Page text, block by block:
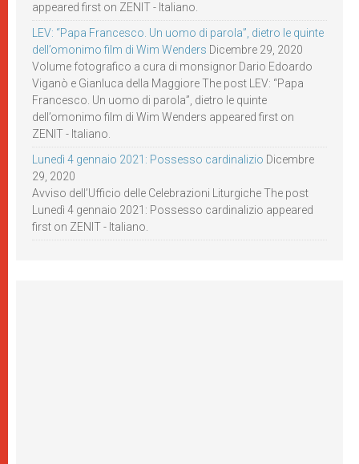
appeared first on ZENIT - Italiano.
LEV: “Papa Francesco. Un uomo di parola”, dietro le quinte
dell’omonimo film di Wim Wenders Dicembre 29, 2020
Volume fotografico a cura di monsignor Dario Edoardo
Viganò e Gianluca della Maggiore The post LEV: “Papa
Francesco. Un uomo di parola”, dietro le quinte
dell’omonimo film di Wim Wenders appeared first on
ZENIT - Italiano.
Lunedì 4 gennaio 2021: Possesso cardinalizio Dicembre
29, 2020
Avviso dell’Ufficio delle Celebrazioni Liturgiche The post
Lunedì 4 gennaio 2021: Possesso cardinalizio appeared
first on ZENIT - Italiano.